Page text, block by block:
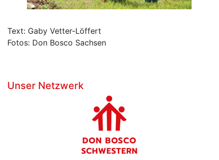
Text: Gaby Vetter-Löffert
Fotos: Don Bosco Sachsen
Unser Netzwerk